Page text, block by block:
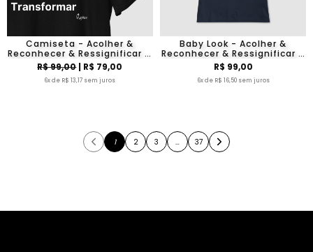
Camiseta - Acolher &
Reconhecer & Ressignificar &
Transformar
R$ 99,00| R$ 79,00
6x de R$ 13,17 sem juros
Baby Look - Acolher &
Reconhecer & Ressignificar &
Transformar
R$ 99,00
6x de R$ 16,50 sem juros
1 2 3 … 37